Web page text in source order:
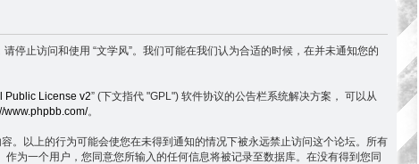
停止访问和使用 “文学风”。我们可能在我们认为合适的时候，在并未通知您的
Public License v2” (下文指代 "GPL") 软件协议的公告栏系统解决方案， 可以从
www.phpbb.com/。
。以上的行为可能会使您在未得到通知的情况下被永远禁止访问这个论坛。所有
为一个用户，您同意您所输入的任何信息将被记录至数据库。在没有得到您同